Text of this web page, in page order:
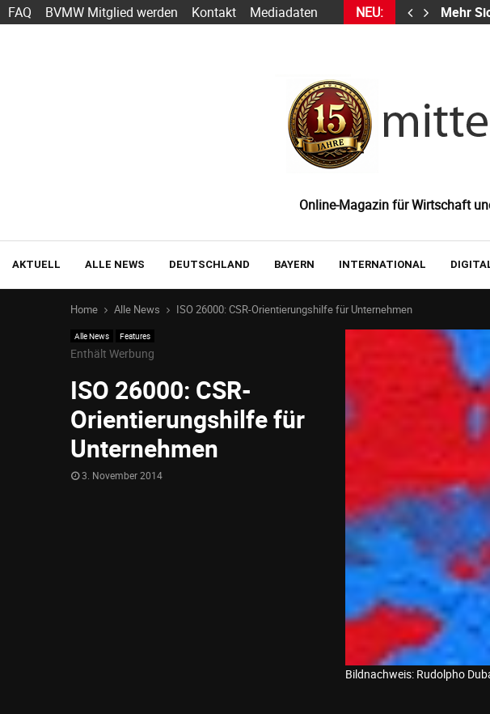
FAQ BVMW Mitglied werden Kontakt Mediadaten NEU:
heute schon funktioniert — und wie der Einstieg gelingt Mehr
Online-Magazin für Wirtschaft
AKTUELL ALLE NEWS DEUTSCHLAND BAYERN INTERNATIONAL
Home Alle News ISO 26000: CSR-Orientierungshilfe für Unternehmen
Alle News Features
Enthält Werbung
ISO 26000: CSR-
Orientierungshilfe für
Unternehmen
3. November 2014
Bildnachweis: Rudolpho